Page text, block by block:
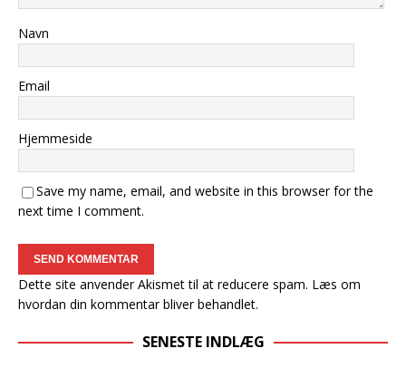
Navn
Email
Hjemmeside
Save my name, email, and website in this browser for the
next time I comment.
Dette site anvender Akismet til at reducere spam. Læs om
hvordan din kommentar bliver behandlet.
SENESTE INDLÆG